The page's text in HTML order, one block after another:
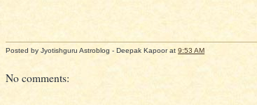
Posted by Jyotishguru Astroblog - Deepak Kapoorat 9:53 AM
No comments: